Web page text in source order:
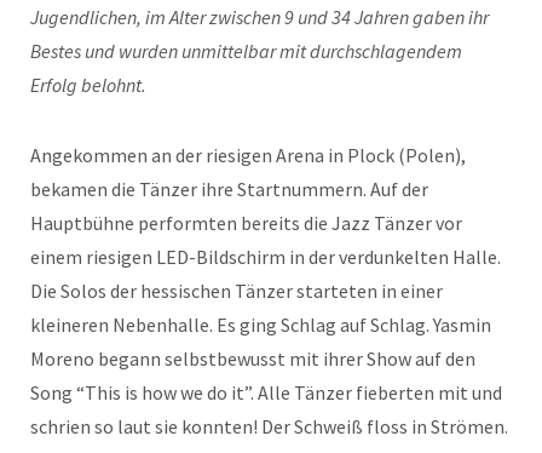
Jugendlichen, im Alter zwischen 9 und 34 Jahren gaben ihr
Bestes und wurden unmittelbar mit durchschlagendem
Erfolg belohnt.
Angekommen an der riesigen Arena in Plock (Polen),
bekamen die Tänzer ihre Startnummern. Auf der
Hauptbühne performten bereits die Jazz Tänzer vor
einem riesigen LED-Bildschirm in der verdunkelten Halle.
Die Solos der hessischen Tänzer starteten in einer
kleineren Nebenhalle. Es ging Schlag auf Schlag. Yasmin
Moreno begann selbstbewusst mit ihrer Show auf den
Song “This is how we do it”. Alle Tänzer fieberten mit und
schrien so laut sie konnten! Der Schweiß floss in Strömen.